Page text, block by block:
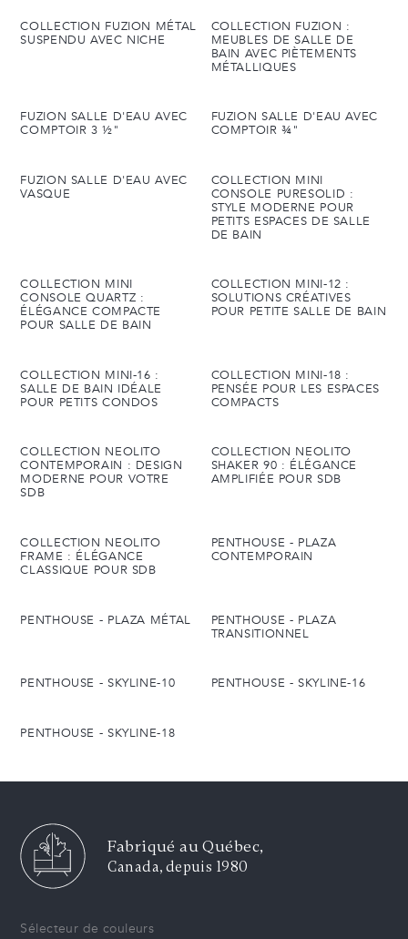
COLLECTION FUZION MÉTAL
SUSPENDU AVEC NICHE
COLLECTION FUZION :
MEUBLES DE SALLE DE
BAIN AVEC PIÈTEMENTS
MÉTALLIQUES
FUZION SALLE D'EAU AVEC
COMPTOIR 3 ½"
FUZION SALLE D'EAU AVEC
COMPTOIR ¾"
FUZION SALLE D'EAU AVEC
VASQUE
COLLECTION MINI
CONSOLE PURESOLID :
STYLE MODERNE POUR
PETITS ESPACES DE SALLE
DE BAIN
COLLECTION MINI
CONSOLE QUARTZ :
ÉLÉGANCE COMPACTE
POUR SALLE DE BAIN
COLLECTION MINI-12 :
SOLUTIONS CRÉATIVES
POUR PETITE SALLE DE BAIN
COLLECTION MINI-16 :
SALLE DE BAIN IDÉALE
POUR PETITS CONDOS
COLLECTION MINI-18 :
PENSÉE POUR LES ESPACES
COMPACTS
COLLECTION NEOLITO
CONTEMPORAIN : DESIGN
MODERNE POUR VOTRE
SDB
COLLECTION NEOLITO
SHAKER 90 : ÉLÉGANCE
AMPLIFIÉE POUR SDB
COLLECTION NEOLITO
FRAME : ÉLÉGANCE
CLASSIQUE POUR SDB
PENTHOUSE - PLAZA
CONTEMPORAIN
PENTHOUSE - PLAZA MÉTAL
PENTHOUSE - PLAZA
TRANSITIONNEL
PENTHOUSE - SKYLINE-10 PENTHOUSE - SKYLINE-16
PENTHOUSE - SKYLINE-18
Fabriqué au Québec,
Canada, depuis 1980
Sélecteur de couleurs